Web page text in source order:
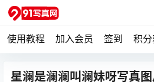
使用教程 加入会员 签到 积
星澜是澜澜叫澜妹呀写真